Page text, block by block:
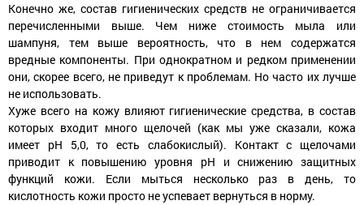
Конечно же, состав гигиенических средств не ограничивается
перечисленными выше. Чем ниже стоимость мыла или
шампуня, тем выше вероятность, что в нем содержатся
вредные компоненты. При однократном и редком применении
они, скорее всего, не приведут к проблемам. Но часто их лучше
не использовать.
Хуже всего на кожу влияют гигиенические средства, в состав
которых входит много щелочей (как мы уже сказали, кожа
имеет pH 5,0, то есть слабокислый). Контакт с щелочами
приводит к повышению уровня pH и снижению защитных
функций кожи. Если мыться несколько раз в день, то
кислотность кожи просто не успевает вернуться в норму.